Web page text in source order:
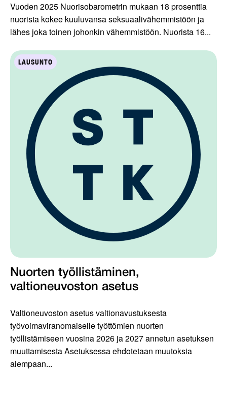
Vuoden 2025 Nuorisobarometrin mukaan 18 prosenttia
nuorista kokee kuuluvansa seksuaalivähemmistöön ja
lähes joka toinen johonkin vähemmistöön. Nuorista 16...
LAUSUNTO
Nuorten työllistäminen,
valtioneuvoston asetus
Valtioneuvoston asetus valtionavustuksesta
työvoimaviranomaiselle työttömien nuorten
työllistämiseen vuosina 2026 ja 2027 annetun asetuksen
muuttamisesta Asetuksessa ehdotetaan muutoksia
aiempaan...